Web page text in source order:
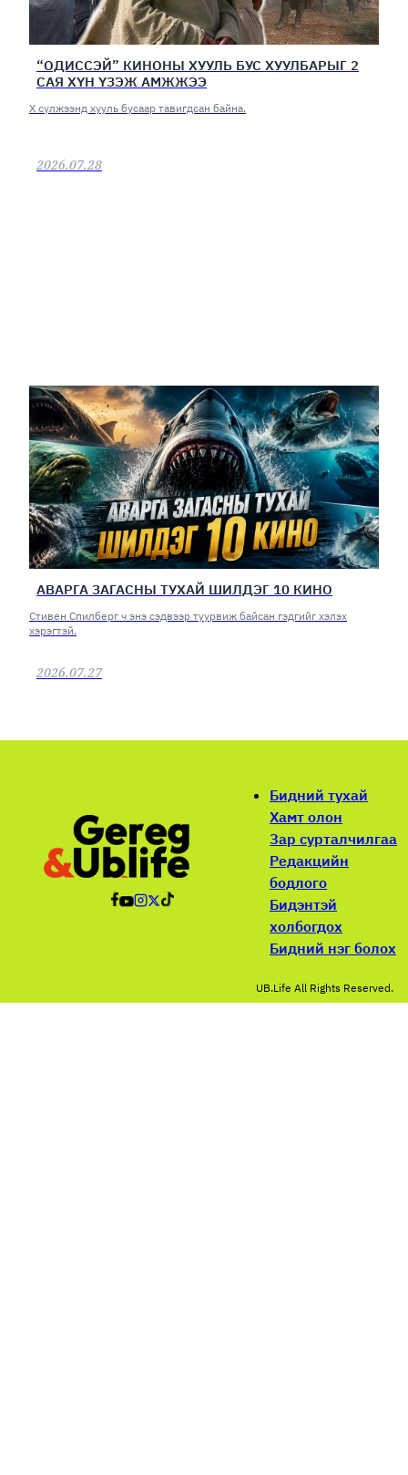
“ОДИССЭЙ” КИНОНЫ ХУУЛЬ БУС ХУУЛБАРЫГ 2
САЯ ХҮН ҮЗЭЖ АМЖЖЭЭ
Х сүлжээнд хууль бусаар тавигдсан байна.
2026.07.28
АВАРГА ЗАГАСНЫ ТУХАЙ ШИЛДЭГ 10 КИНО
Стивен Спилберг ч энэ сэдвээр туурвиж байсан гэдгийг хэлэх
хэрэгтэй.
2026.07.27
Бидний тухай
Хамт олон
Зар сурталчилгаа
Редакцийн
бодлого
Бидэнтэй
холбогдох
Бидний нэг болох
UB.Life All Rights Reserved.